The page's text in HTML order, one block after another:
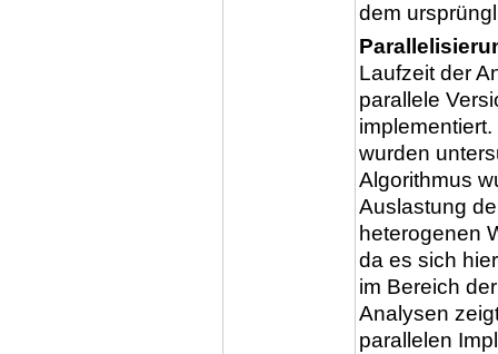
dem
Laufzeit der
parallele
wurden
Algorithmus
Auslastung
heterogenen
da es sich
im Bereich
Analysen
parallelen